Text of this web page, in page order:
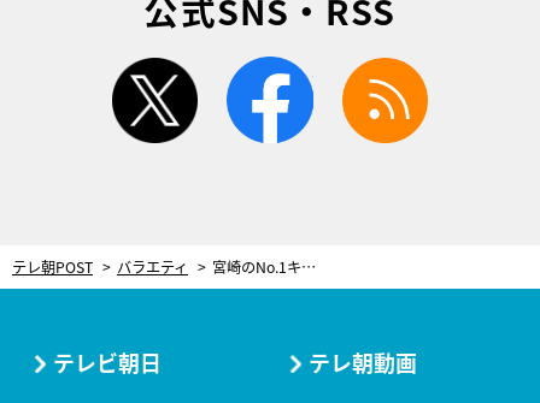
公式SNS・RSS
twitter facebook
テレ朝POST バラエティ 宮崎のNo.1キャバ嬢、“何もつけてない状態”で登場！ずん飯尾は「伝説の裸族」と大興奮
テレビ朝日 テレ朝動画